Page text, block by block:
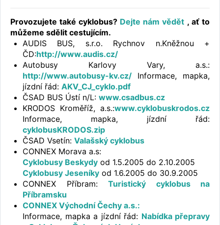
Provozujete také cyklobus? Dejte nám vědět , ať to
můžeme sdělit cestujícím.
AUDIS BUS, s.r.o. Rychnov n.Kněžnou +
ČD:http://www.audis.cz/
Autobusy Karlovy Vary, a.s.:
http://www.autobusy-kv.cz/ Informace, mapka,
jízdní řád: AKV_CJ_cyklo.pdf
ČSAD BUS Ústí n/L: www.csadbus.cz
KRODOS Kroměříž, a.s.:www.cyklobuskrodos.cz
Informace, mapka, jízdní řád:
cyklobusKRODOS.zip
ČSAD Vsetín: Valašský cyklobus
CONNEX Morava a.s:
Cyklobusy Beskydy od 1.5.2005 do 2.10.2005
Cyklobusy Jeseníky od 1.6.2005 do 30.9.2005
CONNEX Příbram: Turistický cyklobus na
Příbramsku
CONNEX Východní Čechy a.s.:
Informace, mapka a jízdní řád: Nabídka přepravy